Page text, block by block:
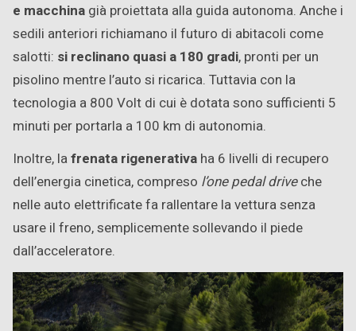
e macchina già proiettata alla guida autonoma. Anche i
sedili anteriori richiamano il futuro di abitacoli come
salotti: si reclinano quasi a 180 gradi, pronti per un
pisolino mentre l’auto si ricarica. Tuttavia con la
tecnologia a 800 Volt di cui è dotata sono sufficienti 5
minuti per portarla a 100 km di autonomia.
Inoltre, lafrenata rigenerativa ha 6 livelli di recupero
dell’energia cinetica, compreso l’one pedal driveche
nelle auto elettrificate fa rallentare la vettura senza
usare il freno, semplicemente sollevando il piede
dall’acceleratore.